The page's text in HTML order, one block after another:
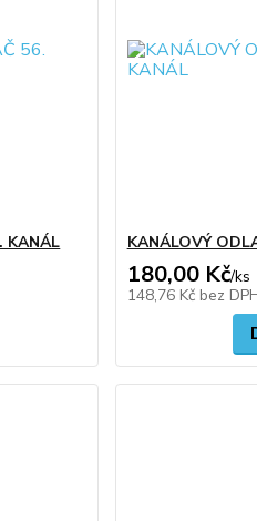
KANÁL KANÁLOVÝ
180,00 Kč/ks
148,76 Kč bez